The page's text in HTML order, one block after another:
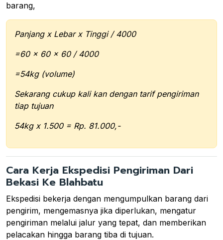
barang,
Panjang x Lebar x Tinggi / 4000
=60 x 60 x 60 / 4000
=54kg (volume)
Sekarang cukup kali kan dengan tarif pengiriman
tiap tujuan
54kg x 1.500 = Rp. 81.000,-
Cara Kerja Ekspedisi Pengiriman Dari
Bekasi Ke Blahbatu
Ekspedisi bekerja dengan mengumpulkan barang dari
pengirim, mengemasnya jika diperlukan, mengatur
pengiriman melalui jalur yang tepat, dan memberikan
pelacakan hingga barang tiba di tujuan.